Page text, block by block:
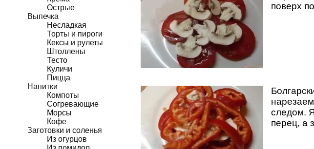
Острые
Выпечка
Несладкая
Торты и пироги
Кексы и рулеты
Штоллены
Тесто
Куличи
Пицца
Напитки
Компоты
Согревающие
Морсы
Кофе
Заготовки и соленья
Из огурцов
поверх
следом.
перец, а